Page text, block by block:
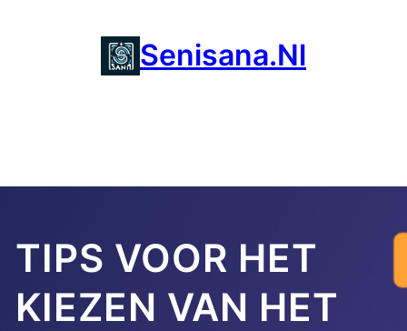
Senisana.nl
TIPS VOOR HET
KIEZEN VAN HET